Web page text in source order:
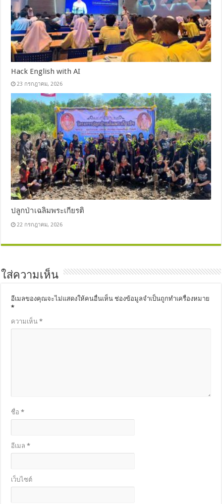
Hack English with AI
23 กรกฎาคม, 2026
ปลูกป่าเฉลิมพระเกียรติ
22 กรกฎาคม, 2026
ใส่ความเห็น
อีเมลของคุณจะไม่แสดงให้คนอื่นเห็น ช่องข้อมูลจำเป็นถูกทำเครื่องหมาย
*
ความเห็น*
ชื่อ*
อีเมล*
เว็บไซต์